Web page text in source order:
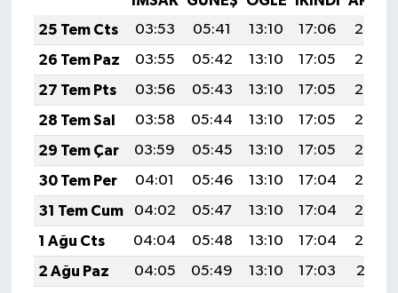
25 Tem Cts
03:53 05:41 13:10 17:06
20:29
26 Tem Paz
03:55 05:42 13:10 17:05
20:28
27 Tem Pts
03:56 05:43 13:10 17:05
20:27
28 Tem Sal
03:58 05:44 13:10 17:05
20:26
29 Tem Çar
03:59 05:45 13:10 17:05
20:25
30 Tem Per
04:01 05:46 13:10 17:04
20:24
31 Tem Cum
04:02 05:47 13:10 17:04
20:23
1 Ağu Cts
04:04 05:48 13:10 17:04
20:22
2 Ağu Paz
04:05 05:49 13:10 17:03
20:21